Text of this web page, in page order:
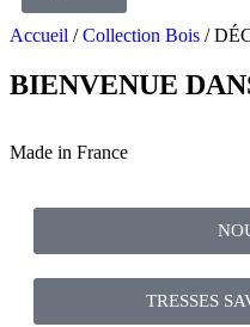
Accueil /Collection Bois /
BIENVENUE
Made in France
TRESSES